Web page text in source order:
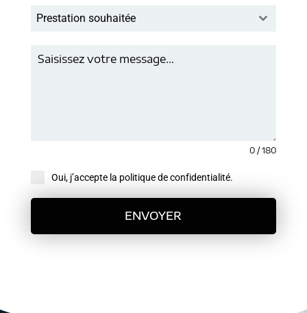
Prestation souhaitée
0 / 180
Oui, j’accepte la politique de confidentialité.
ENVOYER